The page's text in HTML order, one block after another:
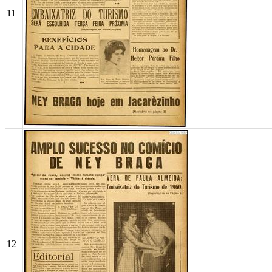
11
12